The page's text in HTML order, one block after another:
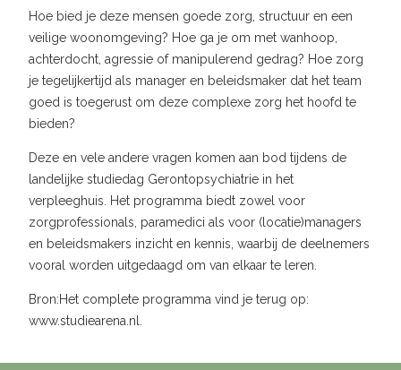
Hoe bied je deze mensen goede zorg, structuur en een
veilige woonomgeving? Hoe ga je om met wanhoop,
achterdocht, agressie of manipulerend gedrag? Hoe zorg
je tegelijkertijd als manager en beleidsmaker dat het team
goed is toegerust om deze complexe zorg het hoofd te
bieden?
Deze en vele andere vragen komen aan bod tijdens de
landelijke studiedag Gerontopsychiatrie in het
verpleeghuis. Het programma biedt zowel voor
zorgprofessionals, paramedici als voor (locatie)managers
en beleidsmakers inzicht en kennis, waarbij de deelnemers
vooral worden uitgedaagd om van elkaar te leren.
Bron:Het complete programma vind je terug op:
www.studiearena.nl.